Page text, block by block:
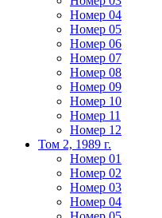
Номер 04
Номер 05
Номер 06
Номер 07
Номер 08
Номер 09
Номер 10
Номер 11
Номер 12
Том 2, 1989 г.
Номер 01
Номер 02
Номер 03
Номер 04